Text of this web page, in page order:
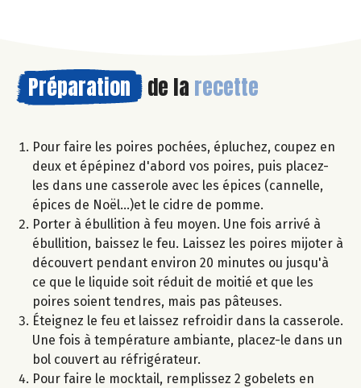
Préparation de la recette
Pour faire les poires pochées, épluchez, coupez en
deux et épépinez d'abord vos poires, puis placez-
les dans une casserole avec les épices (cannelle,
épices de Noël...)et le cidre de pomme.
Porter à ébullition à feu moyen. Une fois arrivé à
ébullition, baissez le feu. Laissez les poires mijoter à
découvert pendant environ 20 minutes ou jusqu'à
ce que le liquide soit réduit de moitié et que les
poires soient tendres, mais pas pâteuses.
Éteignez le feu et laissez refroidir dans la casserole.
Une fois à température ambiante, placez-le dans un
bol couvert au réfrigérateur.​
Pour faire le mocktail, remplissez 2 gobelets en